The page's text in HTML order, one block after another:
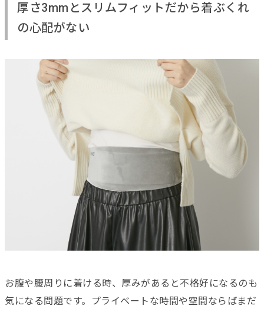
厚さ3mmとスリムフィットだから着ぶくれ
の心配がない
お腹や腰周りに着ける時、厚みがあると不格好になるのも
気になる問題です。プライベートな時間や空間ならばまだ